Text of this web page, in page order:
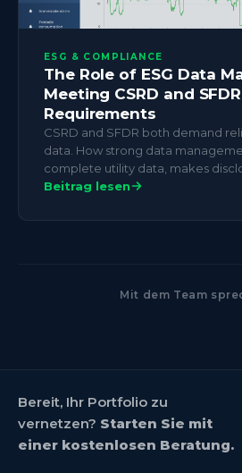
ESG & COMPLIANCE
The Role of ESG Data
Meeting CSRD and SFDR
Requirements
CSRD and SFDR both demand
data. How strong data
complete utility data, makes
Beitrag lesen
Mit dem Team
Bereit, Ihr Portfolio zu
vernetzen? Starten Sie mit
einer kostenlosen Beratung.